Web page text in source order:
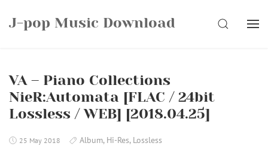
J-pop Music Download SEARCH
VA – Piano Collections
NieR:Automata [FLAC / 24bit
Lossless / WEB] [2018.04.25]
25 May 2018 Album, Hi-Res, Lossless